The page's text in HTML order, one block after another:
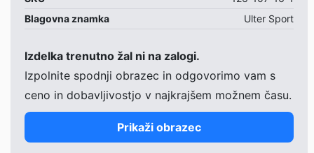
Blagovna znamka
Ulter Sport
Izdelka trenutno žal ni na zalogi.
Izpolnite spodnji obrazec in odgovorimo vam s
ceno in dobavljivostjo v najkrajšem možnem času.
Prikaži obrazec